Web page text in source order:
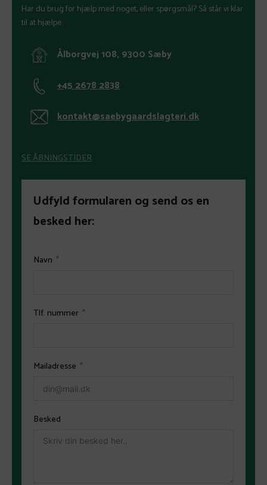
Har du brug for hjælp med noget, eller spørgsmål? Så står vi klar
til at hjælpe.
Ålborgvej 108, 9300 Sæby
+45 2678 2838
kontakt@saebygaardslagteri.dk
SE ÅBNINGSTIDER
Udfyld formularen og send os en
besked her:
Navn
Tlf. nummer
Mailadresse
Besked